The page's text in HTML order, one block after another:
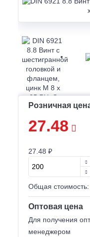
Розничная
27.48
27.48 ₽
Общая стоимость:
Оптовая цена
Для получения
менеджером